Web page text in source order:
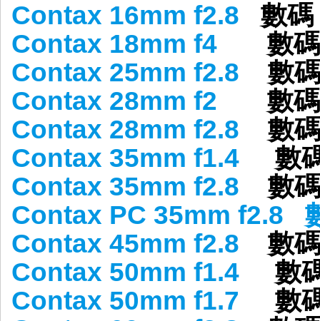
Contax 16mm f2.8 數
Contax 18mm f4 數
Contax 25mm f2.8 數
Contax 28mm f2 數
Contax 28mm f2.8 數
Contax 35mm f1.4 數
Contax 35mm f2.8 數
Contax PC 35mm f2.8
Contax 45mm f2.8 數
Contax 50mm f1.4 數
Contax 50mm f1.7 數